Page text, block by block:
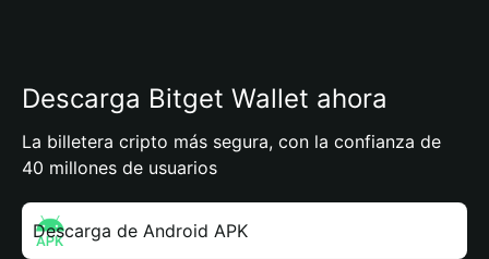
Descarga Bitget Wallet ahora
La billetera cripto más segura, con la confianza de
40 millones de usuarios
Descarga de Android APK